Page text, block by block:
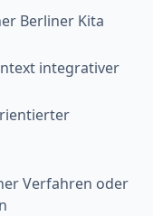
Berliner Kita
integrativer
Verfahren oder